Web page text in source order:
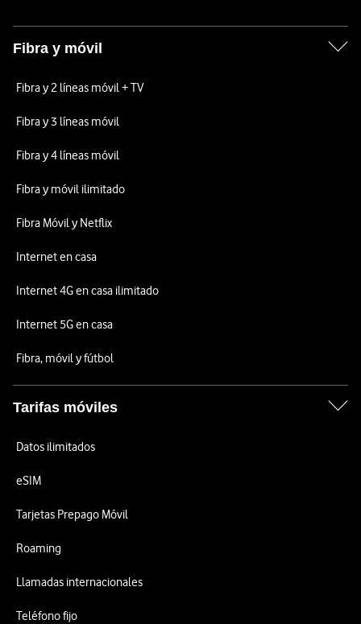
Fibra y móvil
Fibra y 2 líneas móvil + TV
Fibra y 3 líneas móvil
Fibra y 4 líneas móvil
Fibra y móvil ilimitado
Fibra Móvil y Netflix
Internet en casa
Internet 4G en casa ilimitado
Internet 5G en casa
Fibra, móvil y fútbol
Tarifas móviles
Datos ilimitados
eSIM
Tarjetas Prepago Móvil
Roaming
Llamadas internacionales
Teléfono fijo